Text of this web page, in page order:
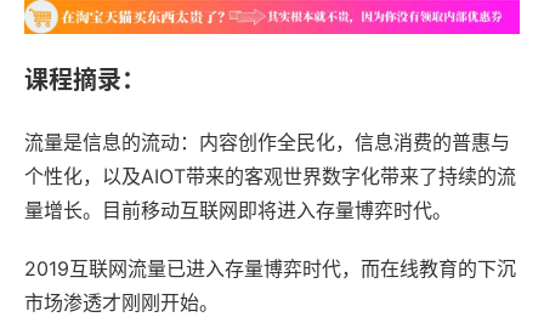
课程摘录：
流量是信息的流动：内容创作全民化，信息消费的普惠与
个性化，以及AIOT带来的客观世界数字化带来了持续的流
量增长。目前移动互联网即将进入存量博弈时代。
2019互联网流量已进入存量博弈时代，而在线教育的下沉
市场渗透才刚刚开始。